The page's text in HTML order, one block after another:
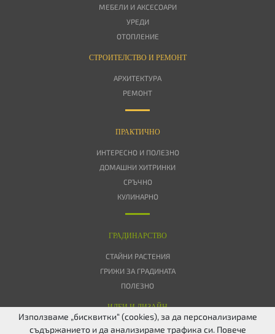
МЕБЕЛИ И АКСЕСОАРИ
УРЕДИ
ОТОПЛЕНИЕ
СТРОИТЕЛСТВО И РЕМОНТ
АРХИТЕКТУРА
РЕМОНТ
ПРАКТИЧНО
ИНТЕРЕСНО И ПОЛЕЗНО
ДОМАШНИ ХИТРИНКИ
СРЪЧНО
КУЛИНАРНО
ГРАДИНАРСТВО
СТАЙНИ РАСТЕНИЯ
ГРИЖИ ЗА ГРАДИНАТА
ПОЛЕЗНО
ИДЕИ И ДИЗАЙН
Използваме „бисквитки“ (cookies), за да персонализираме
съдържанието и да анализираме трафика си. Повече